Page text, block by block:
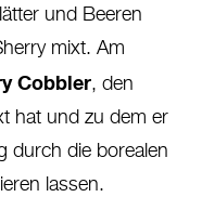
und Beeren
mixt. Am
Cobbler, den
hat und zu dem er
durch die borealen
lassen.